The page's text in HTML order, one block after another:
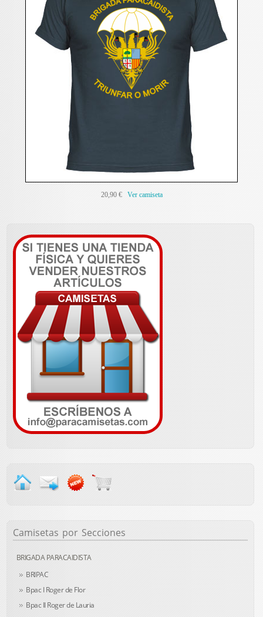
20,90 € Ver camiseta
Camisetas por Secciones
BRIGADA PARACAIDISTA
BRIPAC
Bpac I Roger de Flor
Bpac II Roger de Lauria